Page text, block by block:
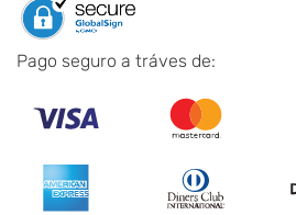
Pago seguro a tráves de: